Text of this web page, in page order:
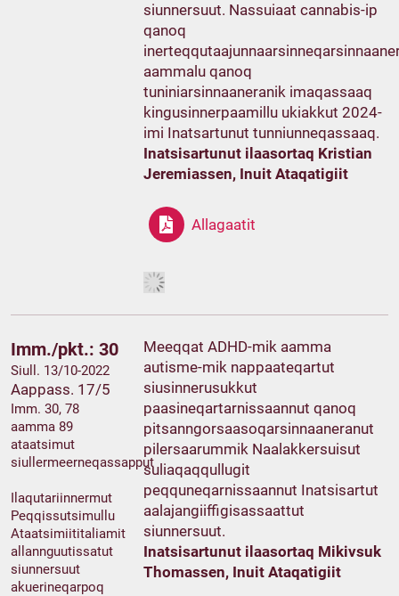
siunnersuut. Nassuiaat cannabis-ip
qanoq
aammalu qanoq
tuniniarsinnaaneranik imaqassaaq
kingusinnerpaamillu ukiakkut 2024-
imi Inatsartunut tunniunneqassaaq.
Inatsisartunut ilaasortaq Kristian
Jeremiassen, Inuit Ataqatigiit
Allagaatit
Imm./pkt.: 30
Siull. 13/10-2022
Aappass. 17/5
Imm. 30, 78
aamma 89
ataatsimut
siullermeerneqassapput
Ilaqutariinnermut
Peqqissutsimullu
Ataatsimiititaliamit
allannguutissatut
siunnersuut
akuerineqarpoq
Meeqqat ADHD-mik aamma
autisme-mik nappaateqartut
siusinnerusukkut
paasineqartarnissaannut qanoq
pitsanngorsaasoqarsinnaaneranut
pilersaarummik Naalakkersuisut
suliaqaqqullugit
peqquneqarnissaannut Inatsisartut
aalajangiiffigisassaattut
siunnersuut.
Inatsisartunut ilaasortaq Mikivsuk
Thomassen, Inuit Ataqatigiit